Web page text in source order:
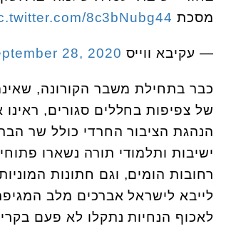
מסכת 8c3bNubg44
— עקיבא ווייס Akiva Weisz (@AkivaWeisz) 28, 2020
כבר בתחילת משבר הקורונה,
של צפיפות בחללים סגורים,
הנהגת הציבור החרדי כולל שר
ישיבות ותלמודי תורה נשארו
רחובות הומים, וגם חתונות
לייבא לישראל אברכים מלב
לאכוף הנחיות נתקלו לא פעם